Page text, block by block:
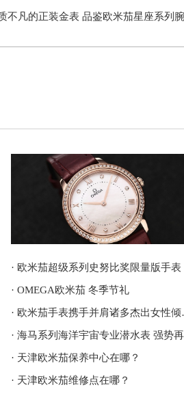
不凡的正装金表 品鉴欧米茄星座系列
· 欧米茄超级系列史努比奖限量版手表
· OMEGA欧米茄 冬季节礼
· 欧米
· 天津欧米茄保养中心在哪？
· 天津欧米茄维修点在哪？